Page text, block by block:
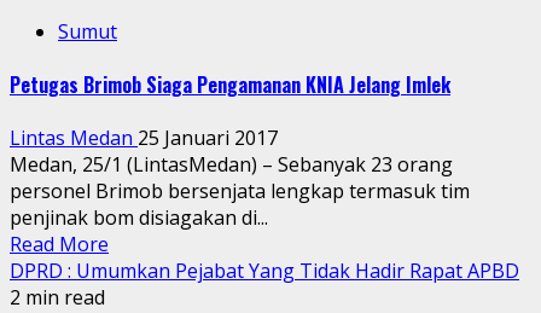
Sumut
Petugas Brimob Siaga Pengamanan KNIA Jelang Imlek
Lintas Medan 25 Januari 2017
Medan, 25/1 (LintasMedan) – Sebanyak 23 orang
personel Brimob bersenjata lengkap termasuk tim
penjinak bom disiagakan di...
Read More
DPRD : Umumkan Pejabat Yang Tidak Hadir Rapat APBD
2 min read